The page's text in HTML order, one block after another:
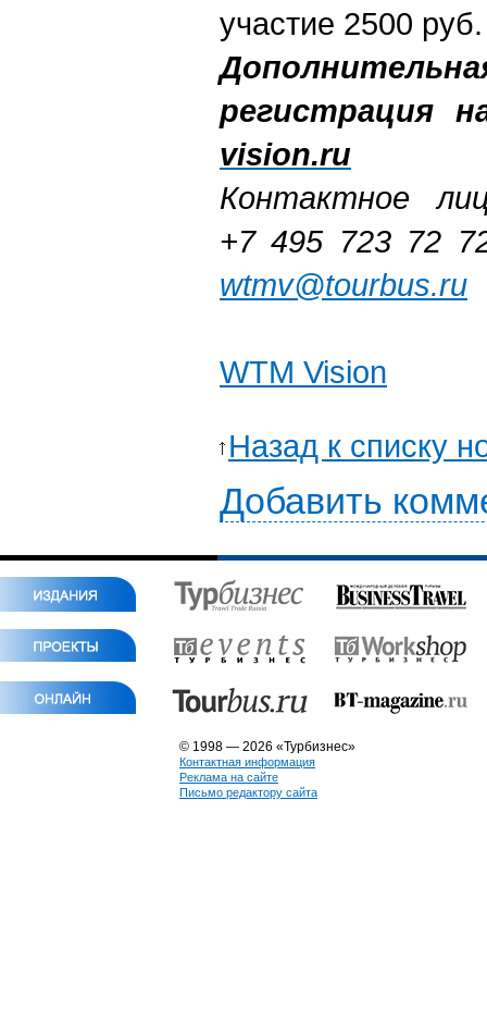
участие 2500 руб.
регистрация
vision.ru
Контактное
+7 495 723 72
wtmv@tourbus.ru
WTM Vision
Назад к списку
Добавить
© 1998 — 2026 «Турбизнес»
Контактная информация
Реклама на сайте
Письмо редактору сайта